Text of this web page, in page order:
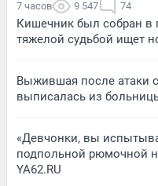
7 часов 9 547 74
Кишечник был собран в
тяжелой судьбой ищет
Выжившая после атаки
выписалась из
«Девчонки, вы
подпольной рюмочной
YA62.RU